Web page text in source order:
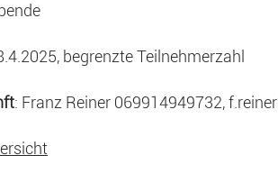
begrenzte Teilnehmerzahl
: Franz Reiner 069914949732,